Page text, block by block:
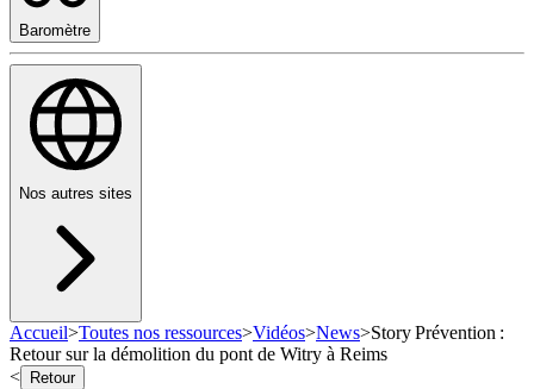
Baromètre
Nos autres sites
Accueil>Toutes nos ressources>Vidéos>News>Story Prévention :
Retour sur la démolition du pont de Witry à Reims
<
Retour